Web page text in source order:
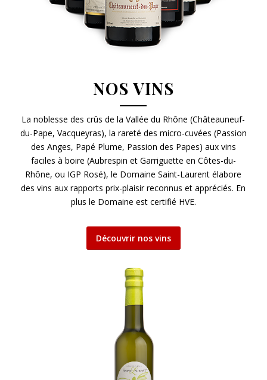
NOS VINS
La noblesse des crûs de la Vallée du Rhône (Châteauneuf-
du-Pape, Vacqueyras), la rareté des micro-cuvées (Passion
des Anges, Papé Plume, Passion des Papes) aux vins
faciles à boire (Aubrespin et Garriguette en Côtes-du-
Rhône, ou IGP Rosé), le Domaine Saint-Laurent élabore
des vins aux rapports prix-plaisir reconnus et appréciés. En
plus le Domaine est certifié HVE.
Découvrir nos vins